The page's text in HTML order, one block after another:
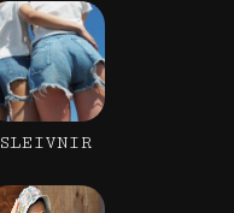
SLEIVNIR